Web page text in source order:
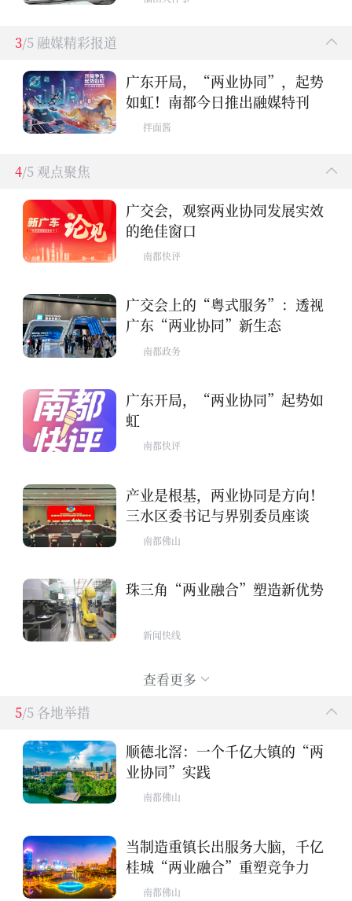
3/5 融媒精彩报道
广东开局，“两业协同”，起势
如虹！南都今日推出融媒特刊
拌面酱
4/5 观点聚焦
广交会，观察两业协同发展实效
的绝佳窗口
南都快评
广交会上的“粤式服务”：透视
广东“两业协同”新生态
南都政务
广东开局，“两业协同”起势如
虹
南都快评
产业是根基，两业协同是方向！
三水区委书记与界别委员座谈
南都佛山
珠三角“两业融合”塑造新优势
新闻快线
查看更多
5/5 各地举措
顺德北滘：一个千亿大镇的“两
业协同”实践
南都佛山
当制造重镇长出服务大脑，千亿
桂城“两业融合”重塑竞争力
南都佛山